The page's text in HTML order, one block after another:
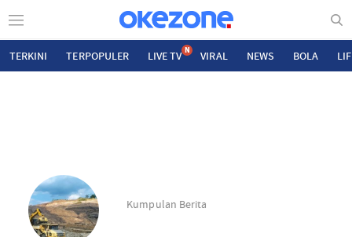
TERKINI TERPOPULER LIVE TV N VIRAL NEWS BOLA
Kumpulan Berita